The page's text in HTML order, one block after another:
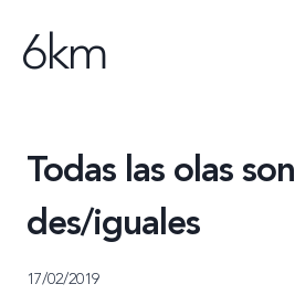
contenido
6km
Todas las olas son
des/iguales
17/02/2019